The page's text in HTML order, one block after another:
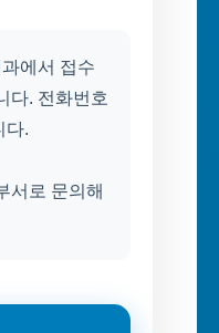
에서 접수
다. 전화번호
다.
서로 문의해